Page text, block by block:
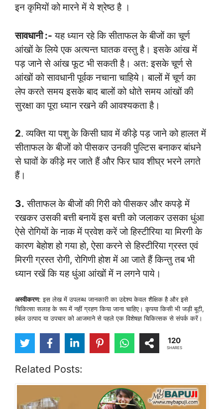
इन कृमियों को मारने में ये श्रेष्ठ है ।
सावधानी :- यह ध्यान रहे कि सीताफल के बीजों का चूर्ण
आंखों के लिये एक अत्यन्त घातक वस्तु है। इसके आंख में
पड़ जाने से आंख फूट भी सकती है। अत: इसके चूर्ण से
आंखों को सावधानी पूर्वक नचाना चाहिये। बालों में चूर्ण का
लेप करते समय इसके बाद बालों को धोते समय आंखों की
सुरक्षा का पूरा ध्यान रखने की आवश्यकता है।
2. व्यक्ति या पशु के किसी घाव में कीड़े पड़ जाने को हालत में
सीताफल के बीजों को पीसकर उनकी पुल्टिस बनाकर बांधने
से घावों के कीड़े मर जाते हैं और फिर घाव शीघ्र भरने लगते
हैं।
3. सीताफल के बीजों की गिरी को पीसकर और कपड़े में
रखकर उसकी बत्ती बनायें इस बत्ती को जलाकर उसका धुंआ
ऐसे रोगियों के नाक में प्रवेश करें जो हिस्टीरिया या मिरगी के
कारण बेहोश हो गया हो, ऐसा करने से हिस्टीरिया ग्रस्त एवं
मिरगी ग्रस्त रोगी, रोगिणी होश में आ जाते हैं किन्तु तब भी
ध्यान रखें कि यह धुंआ आंखों में न लगने पाये।
अस्वीकरण: इस लेख में उपलब्ध जानकारी का उद्देश्य केवल शैक्षिक है और इसे
चिकित्सा सलाह के रूप में नहीं ग्रहण किया जाना चाहिए। कृपया किसी भी जड़ी बूटी,
हर्बल उत्पाद या उपचार को आजमाने से पहले एक विशेषज्ञ चिकित्सक से संपर्क करें।
120
SHARES
Related Posts: